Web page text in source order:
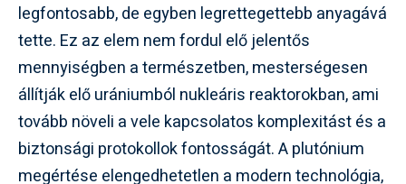
legfontosabb, de egyben legrettegettebb anyagává
tette. Ez az elem nem fordul elő jelentős
mennyiségben a természetben, mesterségesen
állítják elő urániumból nukleáris reaktorokban, ami
tovább növeli a vele kapcsolatos komplexitást és a
biztonsági protokollok fontosságát. A plutónium
megértése elengedhetetlen a modern technológia,